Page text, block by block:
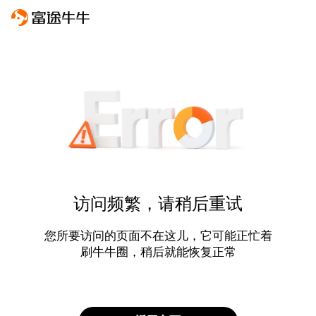
访问频繁，请稍后重试
您所要访问的页面不在这儿，它可能正忙着
刷牛牛圈，稍后就能恢复正常